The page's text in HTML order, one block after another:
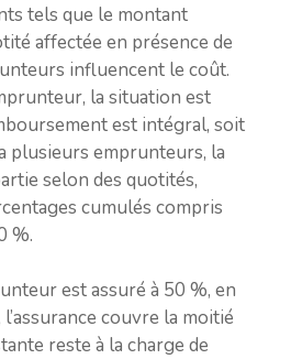
tels que le montant
affectée en présence de
influencent le coût.
la situation est
est intégral, soit
plusieurs emprunteurs, la
selon des quotités,
cumulés compris
%.
est assuré à 50 %, en
l’assurance couvre la moitié
reste à la charge de